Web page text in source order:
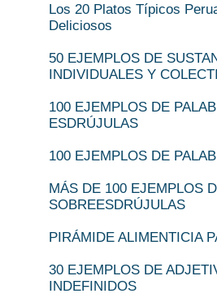
Los 20 Platos Típicos
Deliciosos
50 EJEMPLOS DE
INDIVIDUALES Y
100 EJEMPLOS DE
ESDRÚJULAS
100 EJEMPLOS DE
MÁS DE 100 EJEMPLOS
SOBREESDRÚJULAS
PIRÁMIDE ALIMENTICIA
30 EJEMPLOS DE
INDEFINIDOS